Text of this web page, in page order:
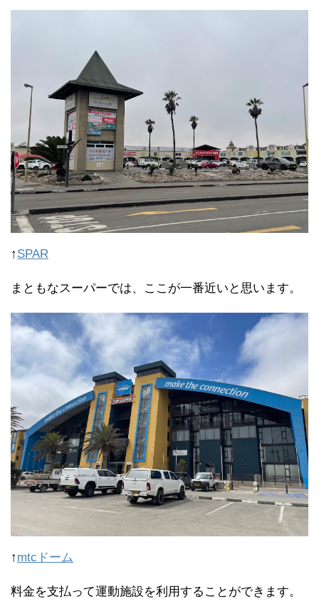
↑SPAR
まともなスーパーでは、ここが一番近いと思います。
↑mtcドーム
料金を支払って運動施設を利用することができます。